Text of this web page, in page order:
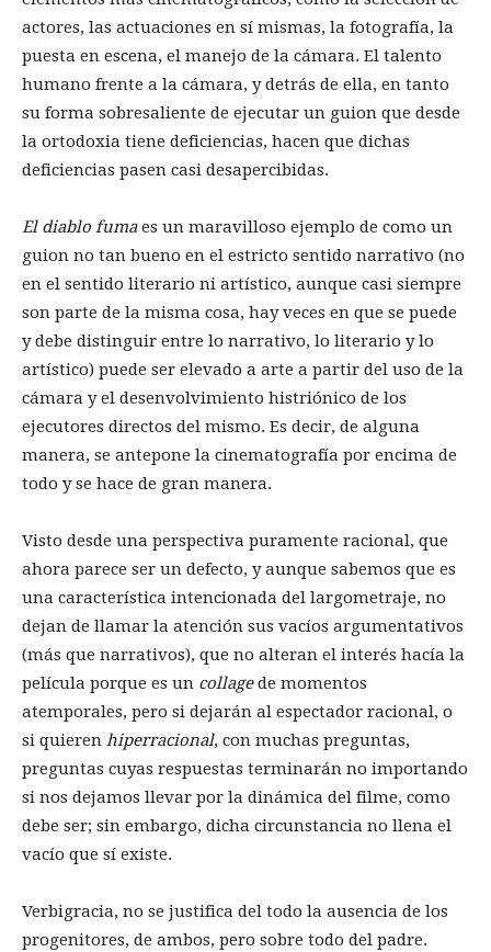
actores, las actuaciones en sí mismas, la fotografía, la
puesta en escena, el manejo de la cámara. El talento
humano frente a la cámara, y detrás de ella, en tanto
su forma sobresaliente de ejecutar un guion que desde
la ortodoxia tiene deficiencias, hacen que dichas
deficiencias pasen casi desapercibidas.
El diablo fumaes un maravilloso ejemplo de como un
guion no tan bueno en el estricto sentido narrativo (no
en el sentido literario ni artístico, aunque casi siempre
son parte de la misma cosa, hay veces en que se puede
y debe distinguir entre lo narrativo, lo literario y lo
artístico) puede ser elevado a arte a partir del uso de la
cámara y el desenvolvimiento histriónico de los
ejecutores directos del mismo. Es decir, de alguna
manera, se antepone la cinematografía por encima de
todo y se hace de gran manera.
Visto desde una perspectiva puramente racional, que
ahora parece ser un defecto, y aunque sabemos que es
una característica intencionada del largometraje, no
dejan de llamar la atención sus vacíos argumentativos
(más que narrativos), que no alteran el interés hacía la
película porque es un collagede momentos
atemporales, pero si dejarán al espectador racional, o
si quieren hiperracional, con muchas preguntas,
preguntas cuyas respuestas terminarán no importando
si nos dejamos llevar por la dinámica del filme, como
debe ser; sin embargo, dicha circunstancia no llena el
vacío que sí existe.
Verbigracia, no se justifica del todo la ausencia de los
progenitores, de ambos, pero sobre todo del padre.